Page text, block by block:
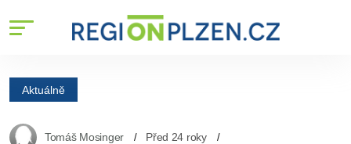
Aktuálně
Tomáš Mosinger Před 24 roky